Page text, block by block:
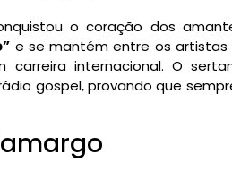
o coração dos
e se mantém entre os
carreira internacional. O
gospel, provando que